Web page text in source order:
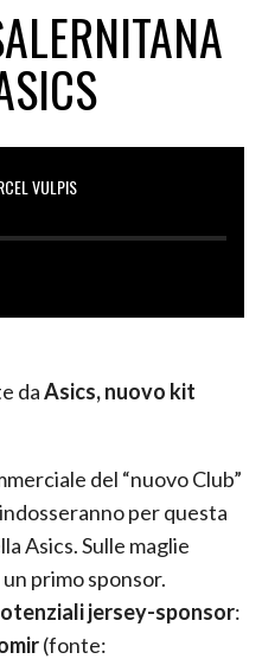
VULPIS
daAsics, nuovo kit
del “nuovo Club”
per questa
Asics. Sulle maglie
primo sponsor.
jersey-sponsor:
(fonte: